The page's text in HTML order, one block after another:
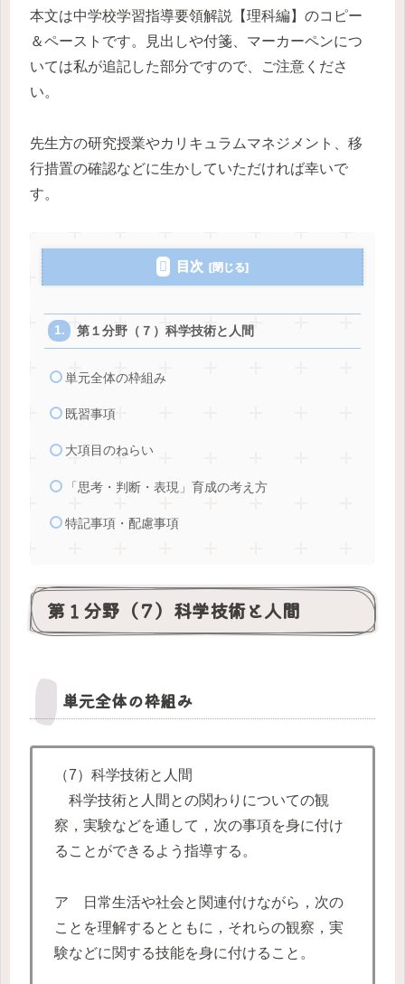
本文は中学校学習指導要領解説【理科編】のコピー
＆ペーストです。見出しや付箋、マーカーペンにつ
いては私が追記した部分ですので、ご注意くださ
い。
先生方の研究授業やカリキュラムマネジメント、移
行措置の確認などに生かしていただければ幸いで
す。
目次
第１分野（７）科学技術と人間
単元全体の枠組み
既習事項
大項目のねらい
「思考・判断・表現」育成の考え方
特記事項・配慮事項
第１分野（７）科学技術と人間
単元全体の枠組み
（7）科学技術と人間
科学技術と人間との関わりについての観
察，実験などを通して，次の事項を身に付け
ることができるよう指導する。
ア 日常生活や社会と関連付けながら，次の
ことを理解するとともに，それらの観察，実
験などに関する技能を身に付けること。